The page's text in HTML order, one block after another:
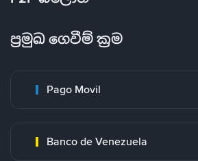
ප්‍රමුඛ ගෙවීම් ක්‍රම
Pago Movil
Banco de Venezuela